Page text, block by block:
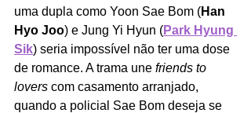
uma dupla como Yoon Sae Bom (Han
Hyo Joo) e Jung Yi Hyun (Park Hyung
Sik) seria impossível não ter uma dose
de romance. A trama une friends to
lovers com casamento arranjado,
quando a policial Sae Bom deseja se